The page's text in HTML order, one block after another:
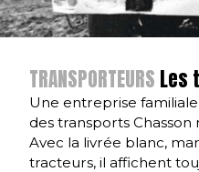
TRANSPORTEURS Les
Une entreprise
des transports Chasson
Avec la livrée blanc,
tracteurs, il affichent